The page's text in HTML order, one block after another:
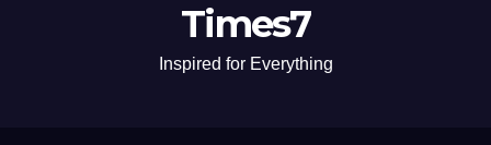
Times7
Inspired for Everything